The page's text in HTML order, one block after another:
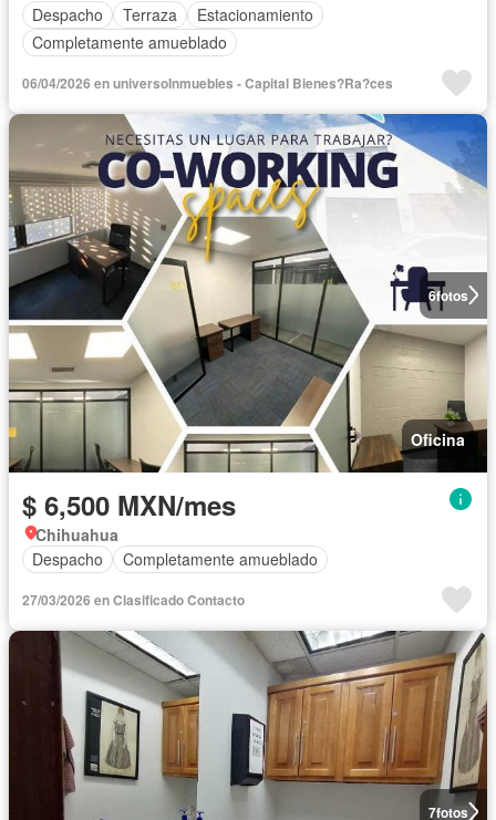
Despacho
Terraza
Estacionamiento
Completamente amueblado
06/04/2026 en universoInmuebles - Capital Bienes?Ra?ces
6fotos
Oficina
$ 6,500 MXN/mes
Chihuahua
Despacho
Completamente amueblado
27/03/2026 en Clasificado Contacto
7fotos